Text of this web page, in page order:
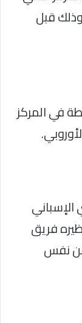
82 نقطة، وذلك قبل
بورنموث رصيده إلى 56 نقطة في المركز
الإسباني
فريق
نفس